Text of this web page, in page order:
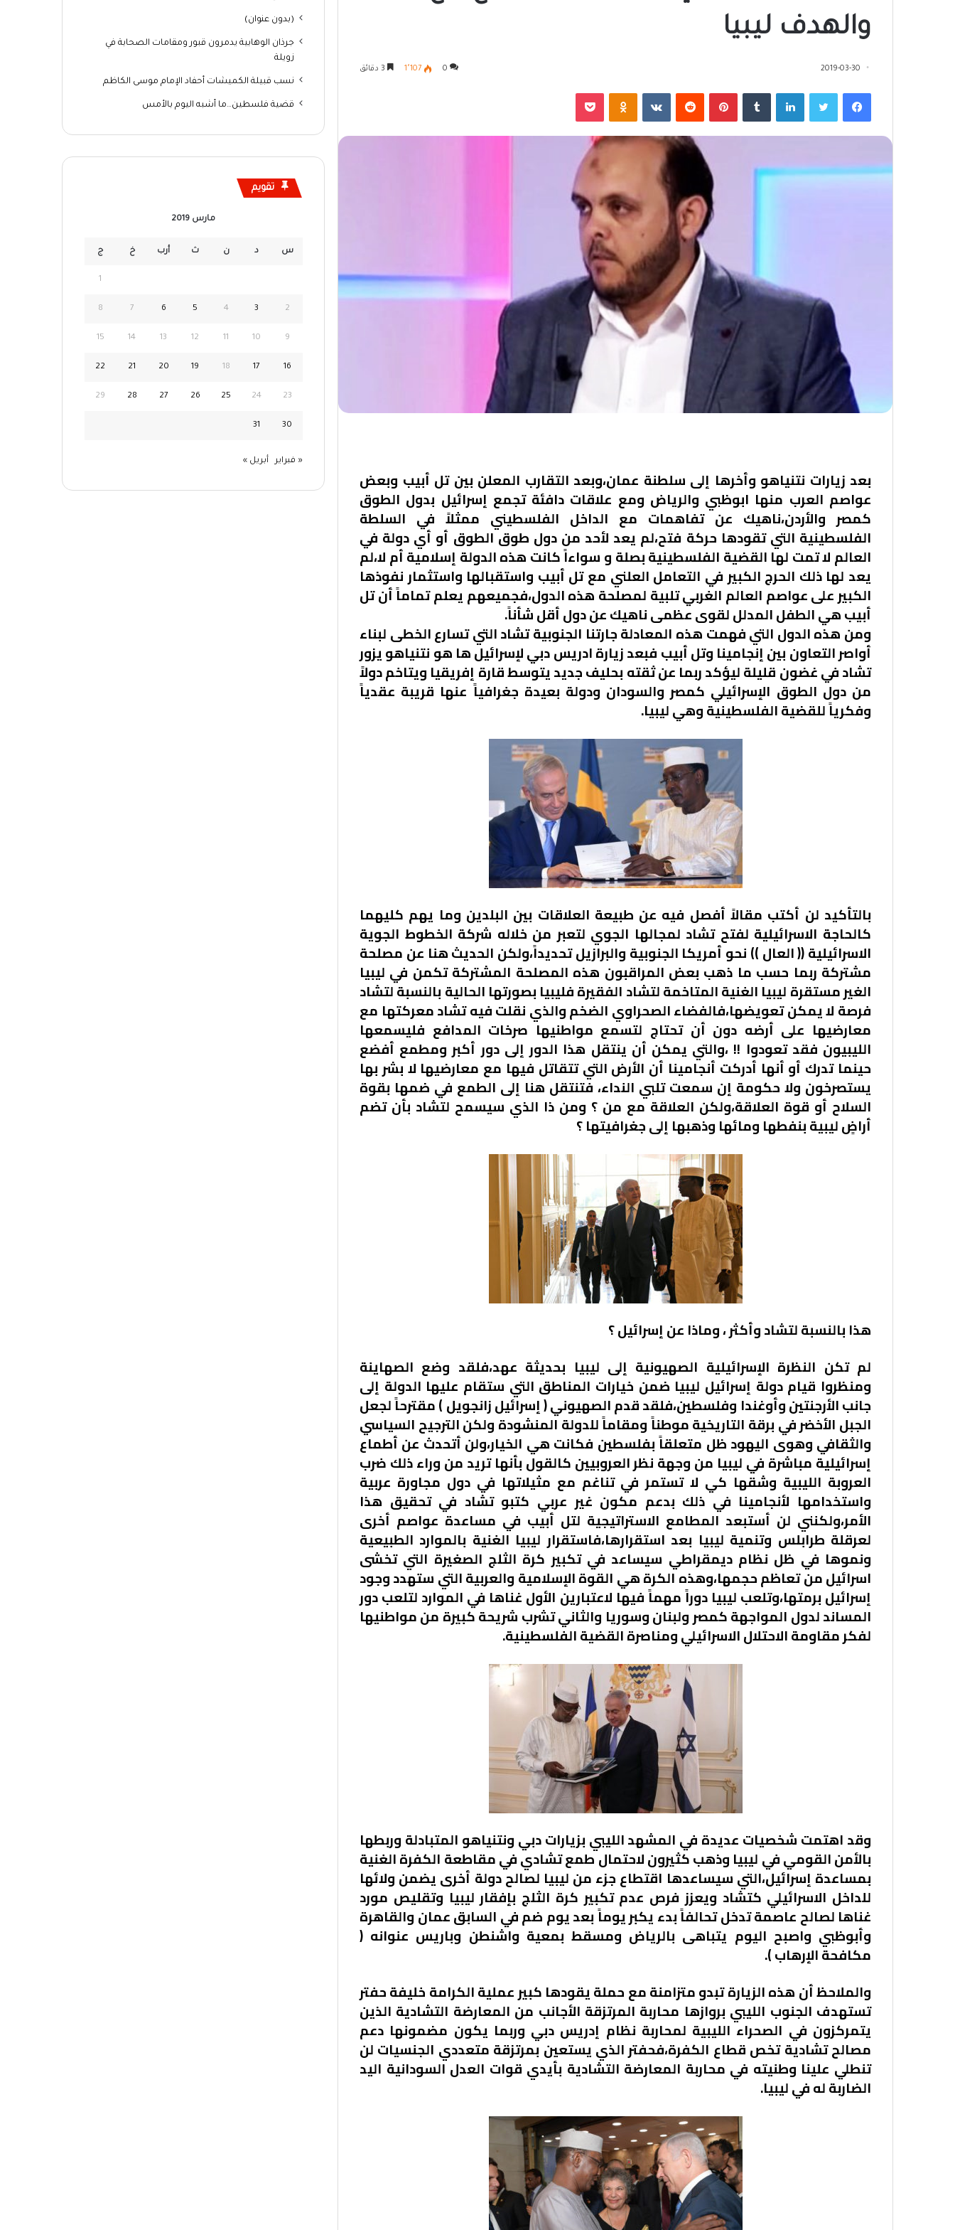
والهدف ليبيا
2019-03-30
0 1٬107
فيسبوك لينكدإن بينتيريست
بعد زيارات نتنياهو وأخرها إلى سلطنة عمان،وبعد التقارب المعلن بين تل أبيب وبعض
عواصم العرب منها ابوظبي والرياض ومع علاقات دافئة تجمع إسرائيل بدول الطوق
كمصر والأردن،ناهيك عن تفاهمات مع الداخل الفلسطيني ممثلاً في السلطة
الفلسطينية التي تقودها حركة فتح،لم يعد لأحد من دول طوق الطوق أو أي دولة في
العالم لا تمت لها القضية الفلسطينية بصلة و سواءاً كانت هذه الدولة إسلامية أم لا،لم
يعد لها ذلك الحرج الكبير في التعامل العلني مع تل أبيب واستقبالها واستثمار نفوذها
الكبير على عواصم العالم الغربي تلبية لمصلحة هذه الدول،فجميعهم يعلم تماماً أن تل
أبيب هي الطفل المدلل لقوى عظمى ناهيك عن دول أقل شأناً.
ومن هذه الدول التي فهمت هذه المعادلة جارتنا الجنوبية تشاد التي تسارع الخطى لبناء
أواصر التعاون بين إنجامينا وتل أبيب فبعد زيارة ادريس دبي لإسرائيل ها هو نتنياهو يزور
تشاد في غضون قليلة ليؤكد ربما عن ثقته بحليف جديد يتوسط قارة إفريقيا ويتاخم دولاً
من دول الطوق الإسرائيلي كمصر والسودان ودولة بعيدة جغرافياً عنها قريبة عقدياً
وفكرياً للقضية الفلسطينية وهي ليبيا.
بالتأكيد لن أكتب مقالاً أفصل فيه عن طبيعة العلاقات بين البلدين وما يهم كليهما
كالحاجة الاسرائيلية لفتح تشاد لمجالها الجوي لتعبر من خلاله شركة الخطوط الجوية
الاسرائيلية (( العال )) نحو أمريكا الجنوبية والبرازيل تحديداً،ولكن الحديث هنا عن مصلحة
مشتركة ربما حسب ما ذهب بعض المراقبون هذه المصلحة المشتركة تكمن في ليبيا
الغير مستقرة ليبيا الغنية المتاخمة لتشاد الفقيرة فليبيا بصورتها الحالية بالنسبة لتشاد
فرصة لا يمكن تعويضها،فالفضاء الصحراوي الضخم والذي نقلت فيه تشاد معركتها مع
معارضيها على أرضه دون أن تحتاج لتسمع مواطنيها صرخات المدافع فليسمعها
الليبيون فقد تعودوا !! ،والتي يمكن أن ينتقل هذا الدور إلى دور أكبر ومطمع أفضع
حينما تدرك أو أنها أدركت أنجامينا أن الأرض التي تتقاتل فيها مع معارضيها لا بشر بها
يستصرخون ولا حكومة إن سمعت تلبي النداء، فتنتقل هنا إلى الطمع في ضمها بقوة
السلاح أو قوة العلاقة،ولكن العلاقة مع من ؟ ومن ذا الذي سيسمح لتشاد بأن تضم
أراضٍ ليبية بنفطها ومائها وذهبها إلى جغرافيتها ؟
هذا بالنسبة لتشاد وأكثر ، وماذا عن إسرائيل ؟
لم تكن النظرة الإسرائيلية الصهيونية إلى ليبيا بحديثة عهد،فلقد وضع الصهاينة
ومنظروا قيام دولة إسرائيل ليبيا ضمن خيارات المناطق التي ستقام عليها الدولة إلى
جانب الأرجنتين وأوغندا وفلسطين،فلقد قدم الصهيوني ( إسرائيل زانجويل ) مقترحاً لجعل
الجبل الأخضر في برقة التاريخية موطناً ومقاماً للدولة المنشودة ولكن الترجيح السياسي
والثقافي وهوى اليهود ظل متعلقاً بفلسطين فكانت هي الخيار،ولن أتحدث عن أطماع
إسرائيلية مباشرة في ليبيا من وجهة نظر العروبيين كالقول بأنها تريد من وراء ذلك ضرب
العروبة الليبية وشقها كي لا تستمر في تناغم مع مثيلاتها في دول مجاورة عربية
واستخدامها لأنجامينا في ذلك بدعم مكون غير عربي كتبو تشاد في تحقيق هذا
الأمر،ولكنني لن أستبعد المطامع الاستراتيجية لتل أبيب في مساعدة عواصم أخرى
لعرقلة طرابلس وتنمية ليبيا بعد استقرارها،فاستقرار ليبيا الغنية بالموارد الطبيعية
ونموها في ظل نظام ديمقراطي سيساعد في تكبير كرة الثلج الصغيرة التي تخشى
اسرائيل من تعاظم حجمها،وهذه الكرة هي القوة الإسلامية والعربية التي ستهدد وجود
إسرائيل برمتها،وتلعب ليبيا دوراً مهماً فيها لاعتبارين الأول غناها في الموارد لتلعب دور
المساند لدول المواجهة كمصر ولبنان وسوريا والثاني تشرب شريحة كبيرة من مواطنيها
لفكر مقاومة الاحتلال الاسرائيلي ومناصرة القضية الفلسطينية.
وقد اهتمت شخصيات عديدة في المشهد الليبي بزيارات دبي ونتنياهو المتبادلة وربطها
بالأمن القومي في ليبيا وذهب كثيرون لاحتمال طمع تشادي في مقاطعة الكفرة الغنية
بمساعدة إسرائيل،التي سيساعدها اقتطاع جزء من ليبيا لصالح دولة أخرى يضمن ولائها
للداخل الاسرائيلي كتشاد ويعزز فرص عدم تكبير كرة الثلج بإفقار ليبيا وتقليص مورد
غناها لصالح عاصمة تدخل تحالفاً بدء يكبر يوماً بعد يوم ضم في السابق عمان والقاهرة
وأبوظبي واصبح اليوم يتباهى بالرياض ومسقط بمعية واشنطن وباريس عنوانه (
مكافحة الإرهاب ).
والملاحظ أن هذه الزيارة تبدو متزامنة مع حملة يقودها كبير عملية الكرامة خليفة حفتر
تستهدف الجنوب الليبي بروازها محاربة المرتزقة الأجانب من المعارضة التشادية الذين
يتمركزون في الصحراء الليبية لمحاربة نظام إدريس دبي وربما يكون مضمونها دعم
مصالح تشادية تخص قطاع الكفرة،فحفتر الذي يستعين بمرتزقة متعددي الجنسيات لن
تنطلي علينا وطنيته في محاربة المعارضة التشادية بأيدي قوات العدل السودانية اليد
الضاربة له في ليبيا.
(بدون عنوان)
جرذان الوهابية يدمرون قبور ومقامات الصحابة في
زويلة
نسب قبيلة الكميشات أحفاد الإمام موسى الكاظم
قضية فلسطين…ما أشبه اليوم بالأمس
تقويم
مارس 2019
س د ن ث أرب خ ج
1
2
3
4
5
6
7
8
9
10
11
12
13
14
15
16
17
18
19
20
21
22
23
24
25
26
27
28
29
30
31
« فبراير أبريل »